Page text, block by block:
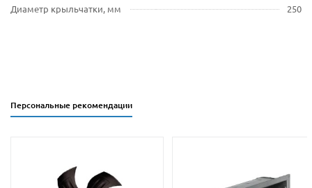
Диаметр крыльчатки, мм 250
Персональные рекомендации